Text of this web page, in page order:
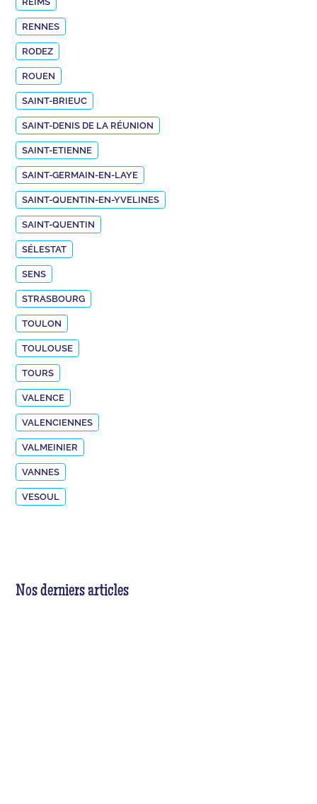
RENNES
RODEZ
ROUEN
SAINT-BRIEUC
SAINT-DENIS DE LA RÉUNION
SAINT-ETIENNE
SAINT-GERMAIN-EN-LAYE
SAINT-QUENTIN-EN-YVELINES
SAINT-QUENTIN
SÉLESTAT
SENS
STRASBOURG
TOULON
TOULOUSE
TOURS
VALENCE
VALENCIENNES
VALMEINIER
VANNES
VESOUL
Nos derniers articles